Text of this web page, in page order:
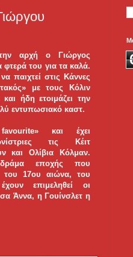
αρχή ο Γιώργος
φτερά του για τα καλά.
παιχτεί στις Κάννες
με τους Κόλιν
ήδη ετοιμάζει την
εντυπωσιακό καστ.
favourite» και έχει
τις Κέιτ
και Ολίβια Κόλμαν.
εποχής που
του 17ου αιώνα, του
επιμεληθεί οι
Άννα, η Γουίνσλετ η